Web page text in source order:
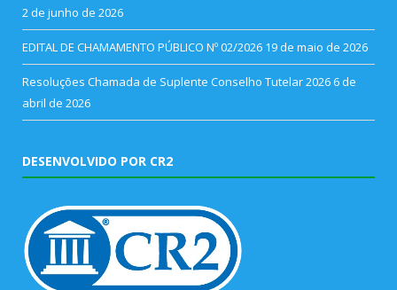
2 de junho de 2026
EDITAL DE CHAMAMENTO PÚBLICO Nº 02/2026 19 de maio de 2026
Resoluções Chamada de Suplente Conselho Tutelar 2026 6 de
abril de 2026
DESENVOLVIDO POR CR2